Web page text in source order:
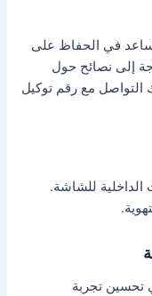
في الحفاظ على
إلى نصائح حول
مع رقم توكيل
الداخلية للشاشة.
تحسين تجربة